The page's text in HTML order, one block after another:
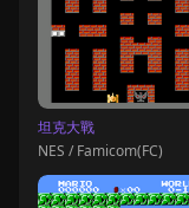
坦克大戰
NES / Famicom(FC)